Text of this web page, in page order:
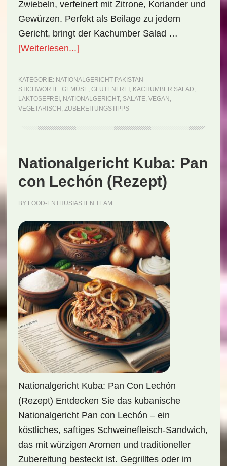
Zwiebeln, verfeinert mit Zitrone, Koriander und
Gewürzen. Perfekt als Beilage zu jedem
Gericht, bringt der Kachumber Salad …
[Weiterlesen...]ÜberNationalgericht
Kachumber
Salad
(Rezept)
KATEGORIE: NATIONALGERICHT PAKISTAN
STICHWORTE: GEMÜSE, GLUTENFREI , KACHUMBER SALAD,
LAKTOSEFREI , NATIONALGERICHT, SALATE, VEGAN ,
VEGETARISCH , ZUBEREITUNGSTIPPS
Nationalgericht Kuba: Pan
con Lechón (Rezept)
BY FOOD-ENTHUSIASTEN TEAM
Nationalgericht Kuba: Pan Con Lechón
(Rezept) Entdecken Sie das kubanische
Nationalgericht Pan con Lechón – ein
köstliches, saftiges Schweinefleisch-Sandwich,
das mit würzigen Aromen und traditioneller
Zubereitung besteckt ist. Gegrilltes oder im